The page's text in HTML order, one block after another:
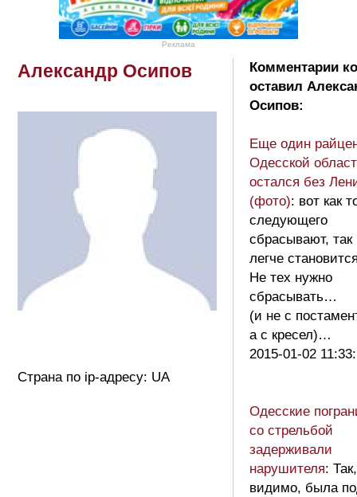
Реклама
Александр Осипов
Страна по ip-адресу: UA
Комментарии
оставил
Осипов:
Еще один
Одесской
остался без
(фото): вот как
следующего
сбрасывают,
легче
Не тех нужно
сбрасывать…
(и не с
а с кресел)…
2015-01-02
Одесские
со стрельбой
задерживали
нарушителя: Так,
видимо, была